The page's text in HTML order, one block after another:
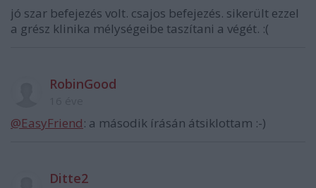
jó szar befejezés volt. csajos befejezés. sikerült ezzel
a grész klinika mélységeibe taszítani a végét. :(
RobinGood
@EasyFriend: a második írásán átsiklottam :-)
Ditte2